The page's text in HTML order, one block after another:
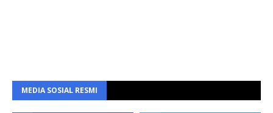
MEDIA SOSIAL RESMI